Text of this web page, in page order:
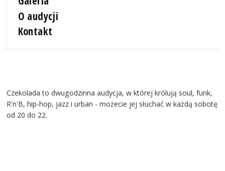
O audycji
Kontakt
Czekolada to dwugodzinna audycja, w której królują soul, funk,
R'n'B, hip-hop, jazz i urban - możecie jej słuchać w każdą sobotę
od 20 do 22.